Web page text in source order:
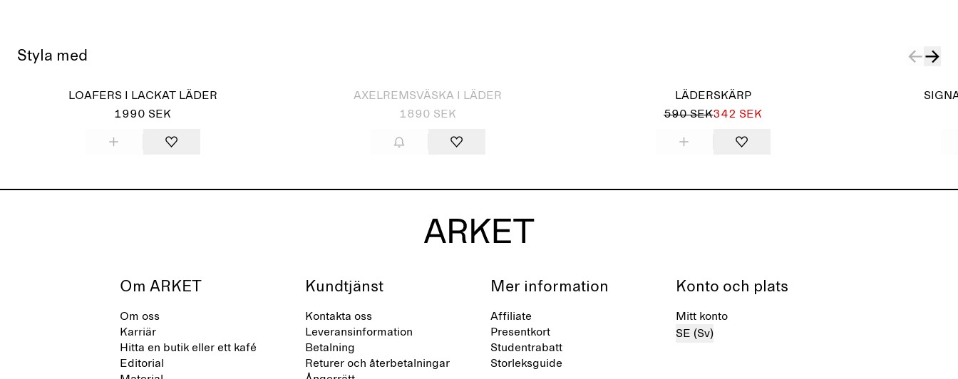
Styla med
LOAFERS I LACKAT LÄDER
1990 SEK
AXELREMSVÄSKA I LÄDER
1890 SEK
LÄDERSKÄRP
590 SEK342 SEK
Om ARKET
Om oss
Karriär
Hitta en butik eller ett kafé
Editorial
Kundtjänst
Kontakta oss
Leveransinformation
Betalning
Returer och återbetalningar
Mer information
Affiliate
Presentkort
Studentrabatt
Storleksguide
Konto och plats
Mitt konto
SE (Sv)